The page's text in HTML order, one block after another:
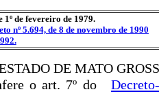
de fevereiro de 1979.
nº 5.694, de 8 de novembro de 1990
DE MATO
o art. 7º do